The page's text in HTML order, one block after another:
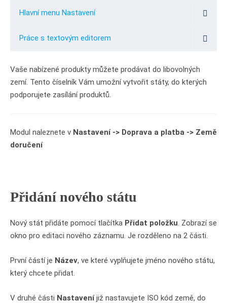
Hlavní menu Nastavení
Práce s textovým editorem
Vaše nabízené produkty můžete prodávat do libovolných
zemí. Tento číselník Vám umožní vytvořit státy, do kterých
podporujete zasílání produktů.
Modul naleznete v Nastavení -> Doprava a platba -> Země
doručení
Přidání nového státu
Nový stát přidáte pomocí tlačítka Přidat položku . Zobrazí se
okno pro editaci nového záznamu. Je rozděleno na 2 části.
První částí je Název, ve které vyplňujete jméno nového státu,
který chcete přidat.
V druhé části Nastaveníjiž nastavujete ISO kód země, do